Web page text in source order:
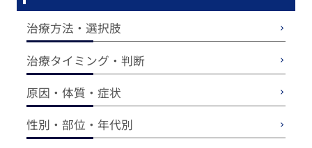
治療方法・選択肢
治療タイミング・判断
原因・体質・症状
性別・部位・年代別